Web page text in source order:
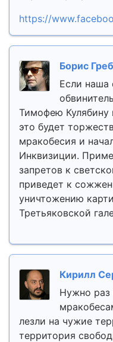
https://
Борис
Если наша
Тимофею Кулябину
это будет
мракобесия и
Инквизиции.
запретов к
приведет к
уничтожению
Третьяковской
Кирилл
Нужно раз
лезли на чужие
территория